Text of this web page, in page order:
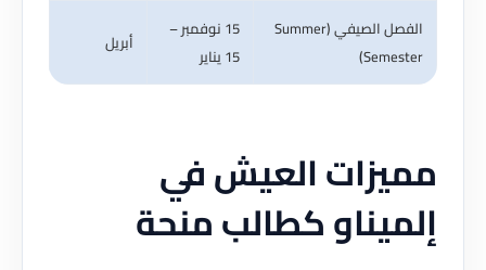
الفصل الصيفي (Summer
Semester)
15 نوفمبر –
15 يناير
أبريل
مميزات العيش في
إلميناو كطالب منحة